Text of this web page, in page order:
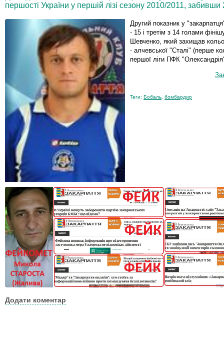
першості України у першій лізі сезону 2010/2011,
Другий показник у
- 15 і третім з 14 голами
Шевченко, який захищав
- алчевської "Сталі" (перше
першої ліги ПФК
Теги: Бобаль бомбардир
Додати коментар